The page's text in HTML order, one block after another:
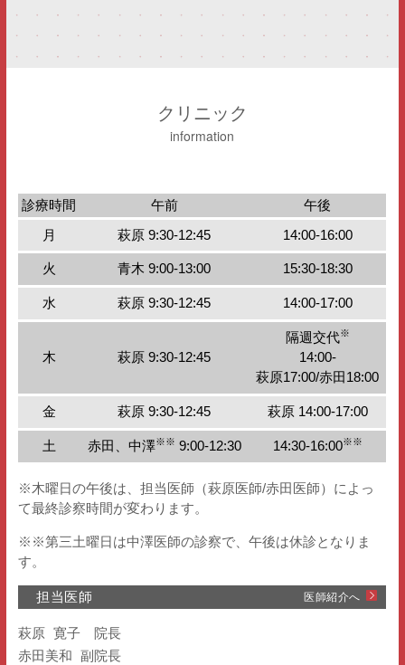
クリニック
information
診療時間 午前
午後
月
萩原 9:30-12:45 14:00-16:00
火 青木 9:00-13:00 15:30-18:30
水 萩原 9:30-12:45 14:00-17:00
木 萩原 9:30-12:45
隔週交代※
14:00-
萩原17:00/赤田18:00
金 萩原 9:30-12:45 萩原 14:00-17:00
土 赤田、中澤※※ 9:00-12:30 14:30-16:00※※
※木曜日の午後は、担当医師（萩原医師/赤田医師）によっ
て最終診察時間が変わります。
※※第三土曜日は中澤医師の診察で、午後は休診となりま
す。
担当医師 医師紹介へ
萩原 寛子　院長
赤田美和 副院長